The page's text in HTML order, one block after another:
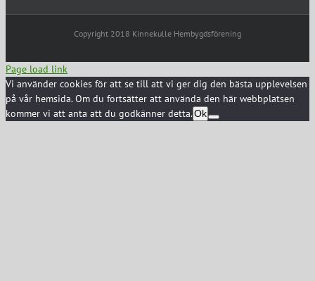
Copyright 2018 Kinnekulle Hembygdsförening
Page load link
Vi använder cookies för att se till att vi ger dig den bästa upplevelsen
på vår hemsida. Om du fortsätter att använda den här webbplatsen
kommer vi att anta att du godkänner detta.Ok